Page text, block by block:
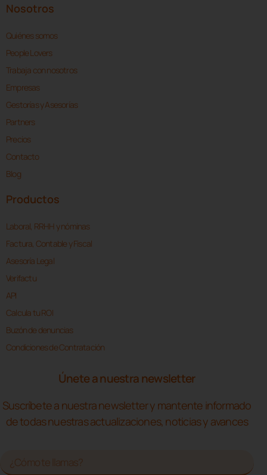
Nosotros
Quiénes somos
People Lovers
Trabaja con nosotros
Empresas
Gestorías y Asesorías
Partners
Precios
Contacto
Blog
Productos
Laboral, RRHH y nóminas
Factura, Contable y Fiscal
Asesoría Legal
Verifactu
API
Calcula tu ROI
Buzón de denuncias
Condiciones de Contratación
Únete a nuestra newsletter
Suscríbete a nuestra newsletter y mantente informado
de todas nuestras actualizaciones, noticias y avances